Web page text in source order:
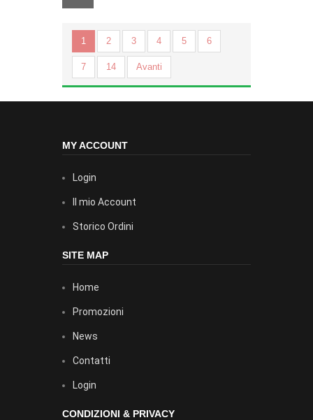
1 2 3 4 5 6
7 14 Avanti
MY ACCOUNT
Login
Il mio Account
Storico Ordini
SITE MAP
Home
Promozioni
News
Contatti
Login
CONDIZIONI & PRIVACY